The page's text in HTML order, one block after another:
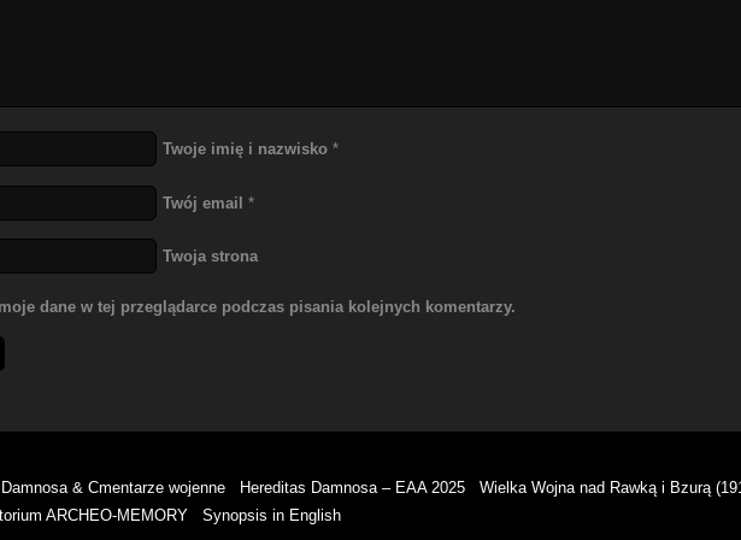
Twoje imię i nazwisko *
Twój email *
Twoja strona
dane w tej przeglądarce podczas pisania kolejnych komentarzy.
& Cmentarze wojenne Hereditas Damnosa – EAA 2025
Wielka Wojna nad Rawką i Bzurą
ARCHEO-MEMORY
Synopsis in English